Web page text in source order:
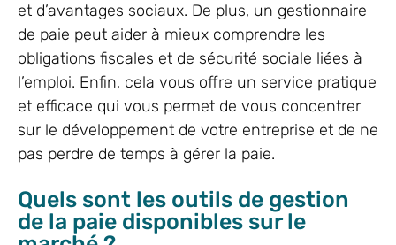
et d’avantages sociaux. De plus, un gestionnaire
de paie peut aider à mieux comprendre les
obligations fiscales et de sécurité sociale liées à
l’emploi. Enfin, cela vous offre un service pratique
et efficace qui vous permet de vous concentrer
sur le développement de votre entreprise et de ne
pas perdre de temps à gérer la paie.
Quels sont les outils de gestion
de la paie disponibles sur le